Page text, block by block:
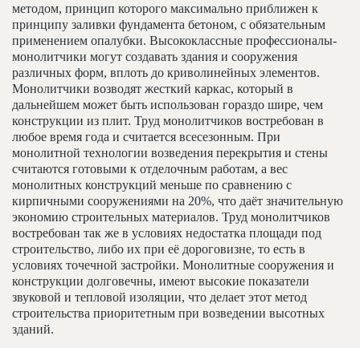
методом, принцип которого максимально приближен к
принципу заливки фундамента бетоном, с обязательным
применением опалубки. Высококлассные профессионалы-
монолитчики могут создавать здания и сооружения
различных форм, вплоть до криволинейных элементов.
Монолитчики возводят жесткий каркас, который в
дальнейшем может быть использован гораздо шире, чем
конструкции из плит. Труд монолитчиков востребован в
любое время года и считается всесезонным. При
монолитной технологии возведения перекрытия и стены
считаются готовыми к отделочным работам, а вес
монолитных конструкций меньше по сравнению с
кирпичными сооружениями на 20%, что даёт значительную
экономию строительных материалов. Труд монолитчиков
востребован так же в условиях недостатка площади под
строительство, либо их при её дороговизне, то есть в
условиях точечной застройки. Монолитные сооружения и
конструкции долговечны, имеют высокие показатели
звуковой и тепловой изоляции, что делает этот метод
строительства приоритетным при возведении высотных
зданий.